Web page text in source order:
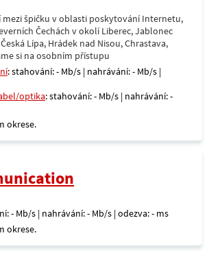
mezi špičku v oblasti poskytování Internetu,
Čechách v okolí Liberec, Jablonec
Lípa, Hrádek nad Nisou, Chrastava,
si na osobním přístupu
: stahování: - Mb/s | nahrávání: - Mb/s |
optika: stahování: - Mb/s | nahrávání: -
okrese.
- Mb/s | nahrávání: - Mb/s | odezva: - ms
okrese.